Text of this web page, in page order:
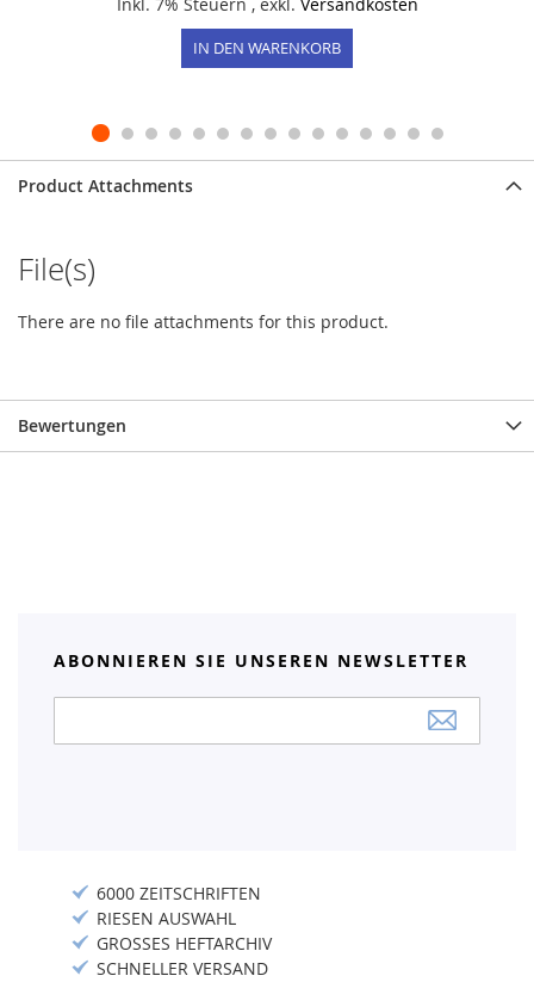
Inkl. 7% Steuern , exkl. Versandkosten
IN DEN WARENKORB
Product Attachments
File(s)
There are no file attachments for this product.
Bewertungen
ABONNIEREN SIE UNSEREN NEWSLETTER
Newsletter:
6000 ZEITSCHRIFTEN
RIESEN AUSWAHL
GROSSES HEFTARCHIV
SCHNELLER VERSAND